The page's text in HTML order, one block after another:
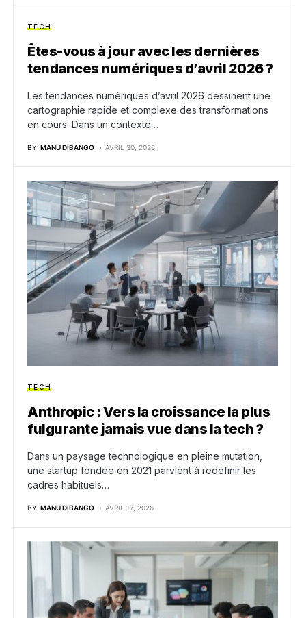
TECH
Êtes-vous à jour avec les dernières
tendances numériques d’avril 2026 ?
Les tendances numériques d’avril 2026 dessinent une
cartographie rapide et complexe des transformations
en cours. Dans un contexte…
BY MANU DIBANGO AVRIL 30, 2026
TECH
Anthropic : Vers la croissance la plus
fulgurante jamais vue dans la tech ?
Dans un paysage technologique en pleine mutation,
une startup fondée en 2021 parvient à redéfinir les
cadres habituels…
BY MANU DIBANGO AVRIL 17, 2026